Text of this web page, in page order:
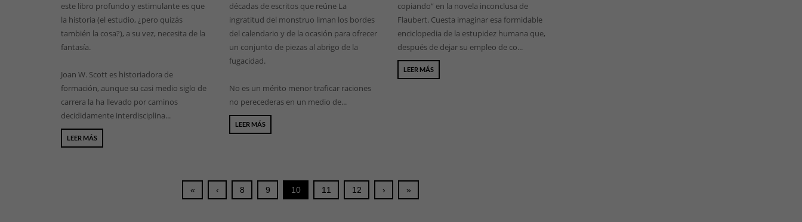
este libro profundo y estimulante es que
la historia (el estudio, ¿pero quizás
también la cosa?), a su vez, necesita de la
fantasía.
Joan W. Scott es historiadora de
formación, aunque su casi medio siglo de
carrera la ha llevado por caminos
decididamente interdisciplina...
LEER MÁS
décadas de escritos que reúne La
ingratitud del monstruo liman los bordes
del calendario y de la ocasión para ofrecer
un conjunto de piezas al abrigo de la
fugacidad.
No es un mérito menor traficar raciones
no perecederas en un medio de...
LEER MÁS
copiando” en la novela inconclusa de
Flaubert. Cuesta imaginar esa formidable
enciclopedia de la estupidez humana que,
después de dejar su empleo de co...
LEER MÁS
« ‹ 8 9 10 11 12 › »